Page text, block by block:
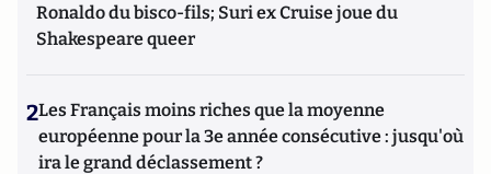
Ronaldo du bisco-fils; Suri ex Cruise joue du
Shakespeare queer
2Les Français moins riches que la moyenne
européenne pour la 3e année consécutive : jusqu'où
ira le grand déclassement ?